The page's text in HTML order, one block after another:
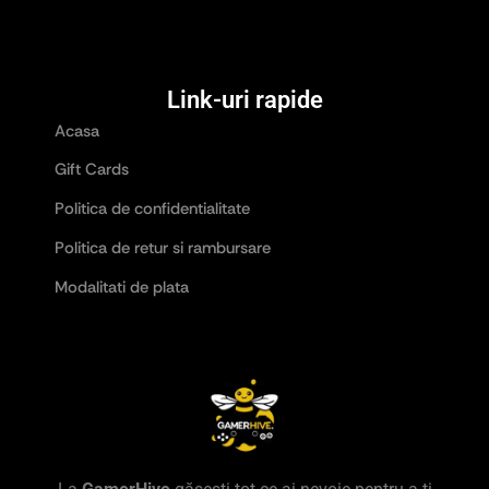
Link-uri rapide
Acasa
Gift Cards
Politica de confidentialitate
Politica de retur si rambursare
Modalitati de plata